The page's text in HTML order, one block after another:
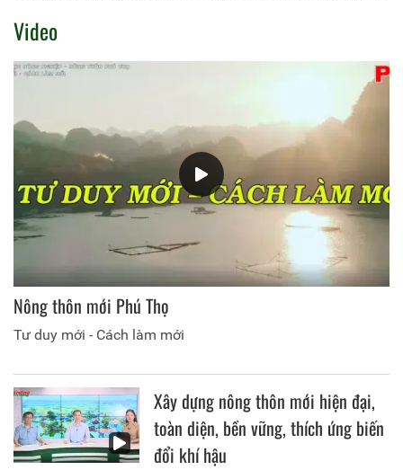
nguồn gốc và theo nhu cầu thị trường, tạo nên hướng đi
sản phẩm truyền thống, hình thành những sản phẩm đặc
trưng mang thương hiệu địa phương. Đây là yếu tố căn bản
cho sự phát triển kinh tế nông thôn bền vững.
Video
Nông thôn mới Phú Thọ
Tư duy mới - Cách làm mới
Xây dựng nông thôn mới hiện đại,
toàn diện, bền vững, thích ứng biến
đổi khí hậu